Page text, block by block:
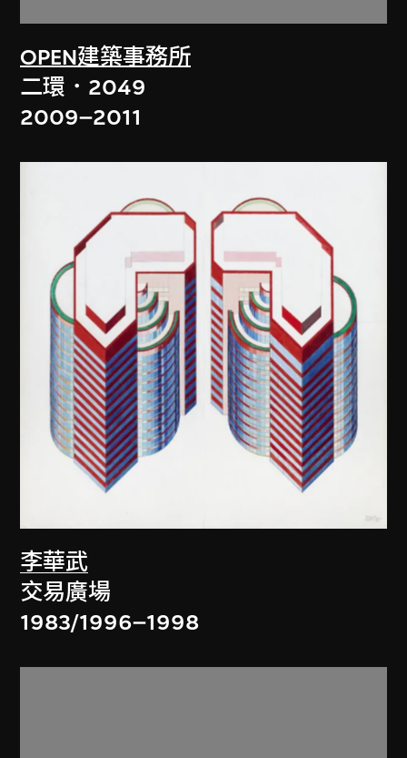
OPEN建築事務所
二環．2049
2009–2011
李華武
交易廣場
1983/1996–1998